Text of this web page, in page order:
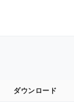
ダウンロード